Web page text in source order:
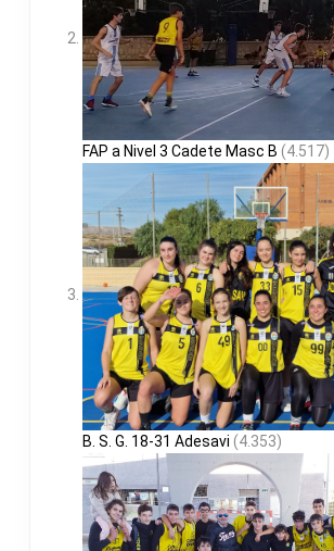
FAP a Nivel 3 Cadete Masc B (4.517)
B. S. G. 18-31 Adesavi (4.353)